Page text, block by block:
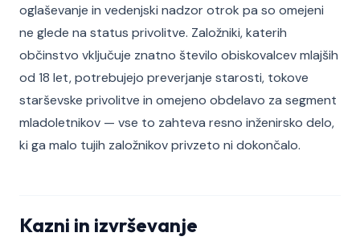
oglaševanje in vedenjski nadzor otrok pa so omejeni
ne glede na status privolitve. Založniki, katerih
občinstvo vključuje znatno število obiskovalcev mlajših
od 18 let, potrebujejo preverjanje starosti, tokove
starševske privolitve in omejeno obdelavo za segment
mladoletnikov — vse to zahteva resno inženirsko delo,
ki ga malo tujih založnikov privzeto ni dokončalo.
Kazni in izvrševanje